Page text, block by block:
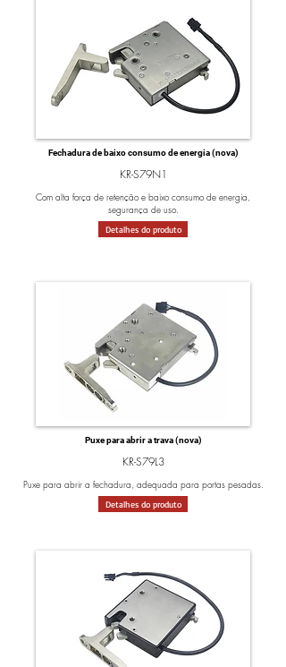
Fechadura de baixo consumo de energia (nova)
KR-S79N1
Com alta força de retenção e baixo consumo de energia,
segurança de uso.
Detalhes do produto
Puxe para abrir a trava (nova)
KR-S79L3
Puxe para abrir a fechadura, adequada para portas pesadas.
Detalhes do produto